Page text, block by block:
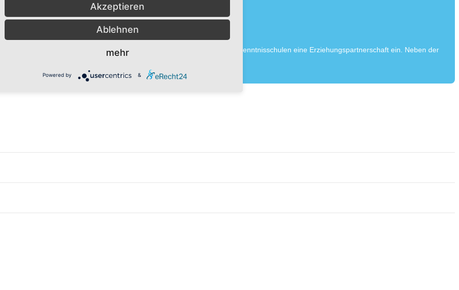
Schülern, Lehrern und Eltern gehen wir an unseren Adventistischen Bekenntnisschulen eine Erziehungspartnerschaft ein. Neben der
Akzeptieren
Ablehnen
mehr
Powered by &